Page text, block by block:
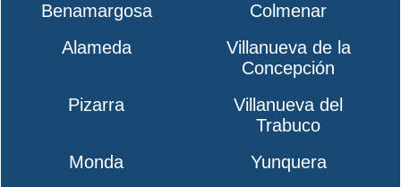
Benamargosa
Colmenar
Alameda
Villanueva de la
Concepción
Pizarra
Villanueva del
Trabuco
Monda
Yunquera